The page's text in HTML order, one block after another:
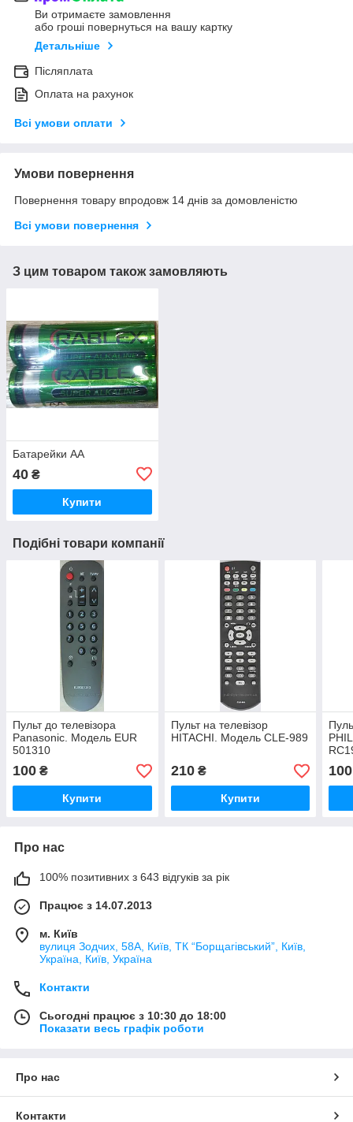
Ви отримаєте замовлення
або гроші повернуться на вашу картку
Детальніше
Післяплата
Оплата на рахунок
Всі умови оплати
Умови повернення
Повернення товару впродовж 14 днів за домовленістю
Всі умови повернення
З цим товаром також замовляють
Батарейки АА
40 ₴
Купити
Подібні товари компанії
Пульт до телевізора
Panasonic. Модель EUR
501310
100 ₴
Купити
Пульт на телевізор
HITACHI. Модель CLE-989
210₴
Купити
100
Про нас
100% позитивних з 643 відгуків за рік
Працює з 14.07.2013
м. Київ
вулиця Зодчих, 58А, Київ, ТК “Борщагівський”, Київ,
Україна, Київ, Україна
Контакти
Сьогодні працює з 10:30 до 18:00
Показати весь графік роботи
Про нас
Контакти